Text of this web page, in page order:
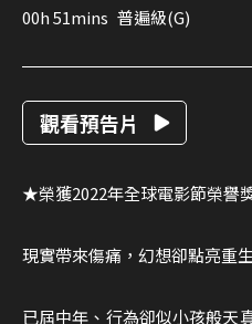
00h 51mins 普遍級(G)
觀看預告片
★榮獲2022年全球電影節榮譽
現實帶來傷痛，幻想卻點亮重
已屆中年、行為卻似小孩般天